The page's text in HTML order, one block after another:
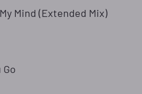
Mind (Extended Mix)
Go